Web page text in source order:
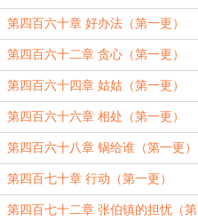
第四百六十章 好办法（第一更）
第四百六十二章 贪心（第一更）
第四百六十四章 姑姑（第一更）
第四百六十六章 相处（第一更）
第四百六十八章 锅给谁（第一更）
第四百七十章 行动（第一更）
第四百七十二章 张伯镇的担忧（第